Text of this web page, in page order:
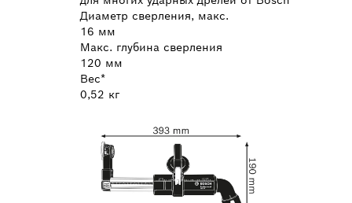
Диаметр сверления, макс.
16 мм
Макс. глубина сверления
120 мм
Вес*
0,52 кг